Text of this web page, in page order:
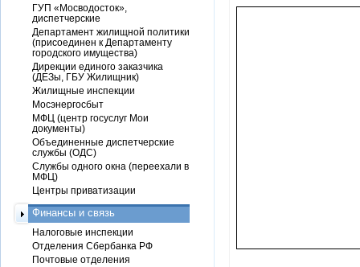
ГУП «Мосводосток»,
диспетчерские
Департамент жилищной политики
(присоединен к Департаменту
городского имущества)
Дирекции единого заказчика
(ДЕЗы, ГБУ Жилищник)
Жилищные инспекции
Мосэнергосбыт
МФЦ (центр госуслуг Мои
документы)
Объединенные диспетчерские
службы (ОДС)
Службы одного окна (переехали в
МФЦ)
Центры приватизации
Финансы и связь
Налоговые инспекции
Отделения Сбербанка РФ
Почтовые отделения